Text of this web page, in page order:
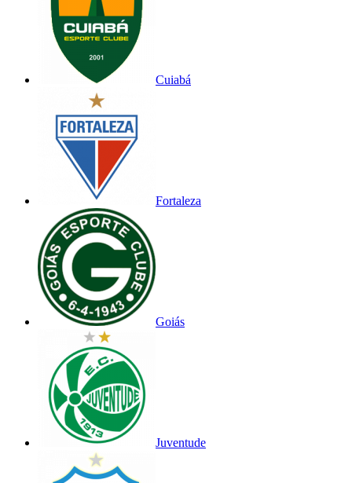
Cuiabá
Fortaleza
Goiás
Juventude